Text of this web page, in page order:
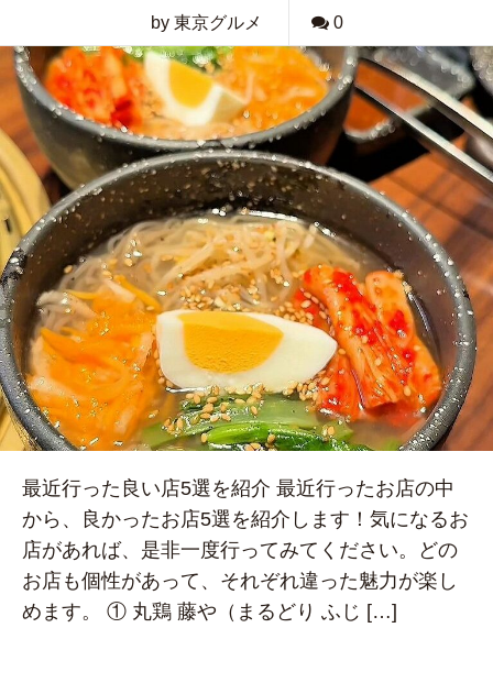
by 東京グルメ 0
最近行った良い店5選を紹介 最近行ったお店の中
から、良かったお店5選を紹介します！気になるお
店があれば、是非一度行ってみてください。どの
お店も個性があって、それぞれ違った魅力が楽し
めます。 ① 丸鶏 藤や（まるどり ふじ […]